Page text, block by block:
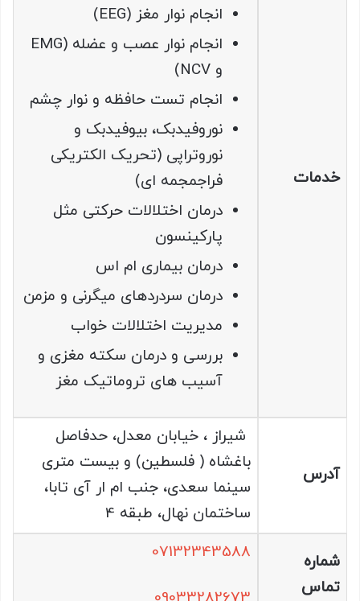
خدمات
انجام نوار مغز (EEG)
انجام نوار عصب و عضله (EMG
و NCV)
انجام تست حافظه و نوار چشم
نوروفیدبک، بیوفیدبک و
نوروتراپی (تحریک الکتریکی
فراجمجمه ای)
درمان اختلالات حرکتی مثل
پارکینسون
درمان بیماری ام اس
درمان سردردهای میگرنی و مزمن
مدیریت اختلالات خواب
بررسی و درمان سکته مغزی و
آسیب های تروماتیک مغز
آدرس
شیراز ، خیابان معدل، حدفاصل
باغشاه ( فلسطین) و بیست متری
سینما سعدی، جنب ام ار آی تابا،
ساختمان نهال، طبقه 4
شماره
تماس
07132343588